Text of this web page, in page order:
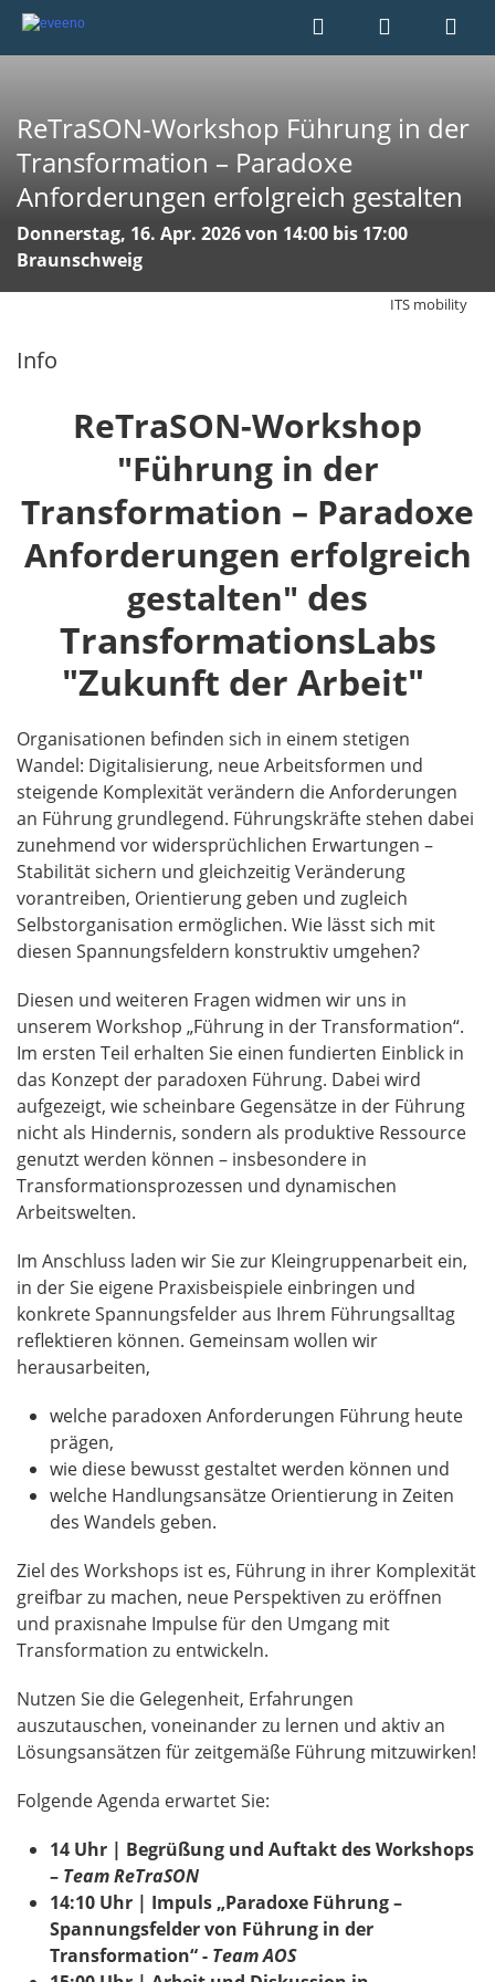
ReTraSON-Workshop Führung in der
Transformation – Paradoxe
Anforderungen erfolgreich gestalten
Donnerstag, 16. Apr. 2026 von 14:00 bis 17:00
Braunschweig
ITS mobility
Info
ReTraSON-Workshop
"Führung in der
Transformation – Paradoxe
Anforderungen erfolgreich
gestalten" des
TransformationsLabs
"Zukunft der Arbeit"
Organisationen befinden sich in einem stetigen
Wandel: Digitalisierung, neue Arbeitsformen und
steigende Komplexität verändern die Anforderungen
an Führung grundlegend. Führungskräfte stehen dabei
zunehmend vor widersprüchlichen Erwartungen –
Stabilität sichern und gleichzeitig Veränderung
vorantreiben, Orientierung geben und zugleich
Selbstorganisation ermöglichen. Wie lässt sich mit
diesen Spannungsfeldern konstruktiv umgehen?
Diesen und weiteren Fragen widmen wir uns in
unserem Workshop „Führung in der Transformation“.
Im ersten Teil erhalten Sie einen fundierten Einblick in
das Konzept der paradoxen Führung. Dabei wird
aufgezeigt, wie scheinbare Gegensätze in der Führung
nicht als Hindernis, sondern als produktive Ressource
genutzt werden können – insbesondere in
Transformationsprozessen und dynamischen
Arbeitswelten.
Im Anschluss laden wir Sie zur Kleingruppenarbeit ein,
in der Sie eigene Praxisbeispiele einbringen und
konkrete Spannungsfelder aus Ihrem Führungsalltag
reflektieren können. Gemeinsam wollen wir
herausarbeiten,
welche paradoxen Anforderungen Führung heute
prägen,
wie diese bewusst gestaltet werden können und
welche Handlungsansätze Orientierung in Zeiten
des Wandels geben.
Ziel des Workshops ist es, Führung in ihrer Komplexität
greifbar zu machen, neue Perspektiven zu eröffnen
und praxisnahe Impulse für den Umgang mit
Transformation zu entwickeln.
Nutzen Sie die Gelegenheit, Erfahrungen
auszutauschen, voneinander zu lernen und aktiv an
Lösungsansätzen für zeitgemäße Führung mitzuwirken!
Folgende Agenda erwartet Sie:
14 Uhr | Begrüßung und Auftakt des Workshops
– Team ReTraSON
14:10 Uhr | Impuls „Paradoxe Führung –
Spannungsfelder von Führung in der
Transformation“ - Team AOS